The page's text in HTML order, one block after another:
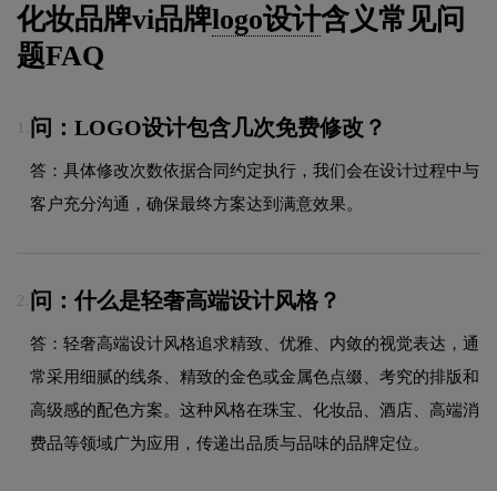
化妆品牌vi品牌logo设计含义常见问
题FAQ
问：LOGO设计包含几次免费修改？
答：具体修改次数依据合同约定执行，我们会在设计过程中与
客户充分沟通，确保最终方案达到满意效果。
2. 问：什么是轻奢高端设计风格？
答：轻奢高端设计风格追求精致、优雅、内敛的视觉表达，通
常采用细腻的线条、精致的金色或金属色点缀、考究的排版和
高级感的配色方案。这种风格在珠宝、化妆品、酒店、高端消
费品等领域广为应用，传递出品质与品味的品牌定位。